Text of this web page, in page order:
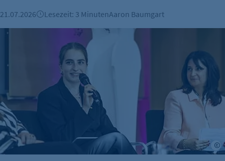
etracker Analytics
et_allow_cookies
Zweck:
Es erlaubt eTracker Cookies zu setzen.
21.07.2026 Lesezeit: 3 MinutenAaron Baumgart
Mut zur KI: Warum Medienkompetenz mehr als ein